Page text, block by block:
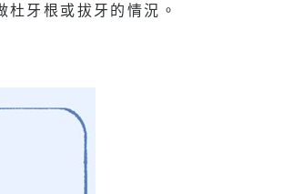
牙根或拔牙的情況。